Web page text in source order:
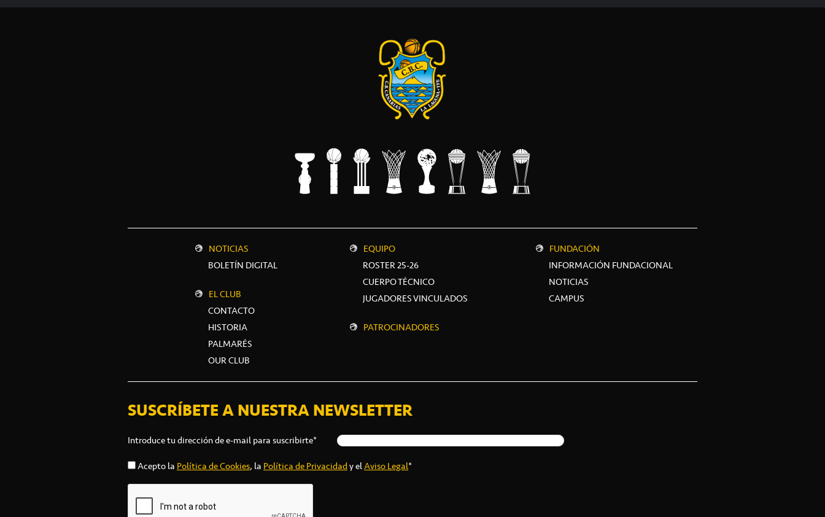
NOTICIAS
BOLETÍN DIGITAL
EL CLUB
CONTACTO
HISTORIA
PALMARÉS
OUR CLUB
EQUIPO
ROSTER 25-26
CUERPO TÉCNICO
JUGADORES VINCULADOS
PATROCINADORES
FUNDACIÓN
INFORMACIÓN FUNDACIONAL
NOTICIAS
CAMPUS
SUSCRÍBETE A NUESTRA NEWSLETTER
Introduce tu dirección de e-mail para suscribirte*
Acepto la Política de Cookies, la Política de Privacidady elAviso Legal*